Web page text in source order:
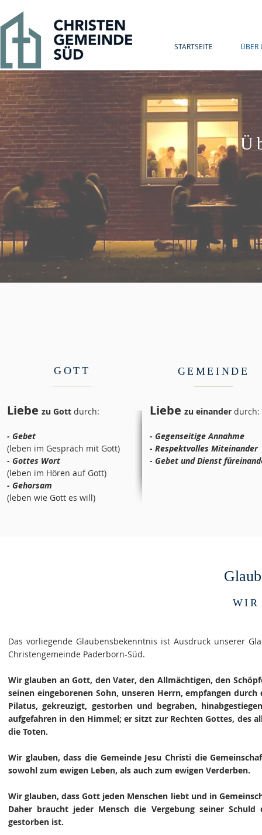
STARTSEITE ÜBER
GOTT GEMEINDE
Liebe zu Gott durch:
- Gebet
(leben im Gespräch mit Gott)
- Gottes Wort
(leben im Hören auf Gott)
- Gehorsam
(leben wie Gott es will)
Liebe zu einander durch:
- Gegenseitige Annahme
- Respektvolles Miteinander
- Gebet und Dienst
Das vorliegende Glaubensbekenntnis ist Ausdruck unserer
Christengemeinde Paderborn-Süd.
Wir glauben an Gott, den Vater, den Allmächtigen, den
seinen eingeborenen Sohn, unseren Herrn, empfangen
Pilatus, gekreuzigt, gestorben und begraben,
aufgefahren in den Himmel; er sitzt zur Rechten Gottes, des
die Toten.
Wir glauben, dass die Gemeinde Jesu Christi die
sowohl zum ewigen Leben, als auch zum ewigen Verderben.
Wir glauben, dass Gott jeden Menschen liebt und in
Daher braucht jeder Mensch die Vergebung seiner
gestorben ist.